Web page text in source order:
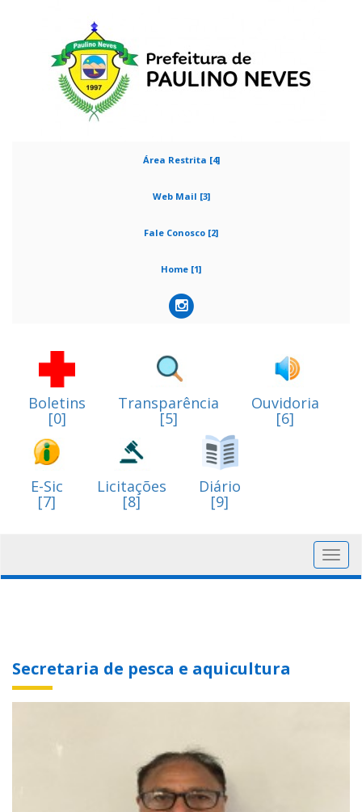
Área Restrita [4]
Web Mail [3]
Fale Conosco [2]
Home [1]
Boletins
[0]
Transparência
[5]
Ouvidoria
[6]
E-Sic
[7]
Licitações
[8]
Diário
[9]
Secretaria de pesca e aquicultura